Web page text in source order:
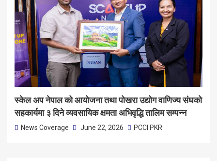
स्केल अप नेपाल को आयोजना तथा पोखरा उद्योग वाणिज्य संघको
सहकार्यमा ३ दिने व्यवसायिक क्षमता अभिवृद्धि तालिम सम्पन्न
News Coverage June 22, 2026 PCCI PKR